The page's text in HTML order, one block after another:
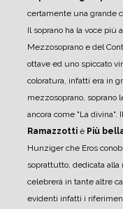
certamente una grande
Il soprano ha la voce più
Mezzosoprano e del
ottave ed uno spiccato
coloratura, infatti era in
mezzosoprano, soprano
ancora come "La divina".
Ramazzotti è Più
Hunziger che Eros
soprattutto, dedicata alla
celebrerà in tante altre
evidenti infatti i